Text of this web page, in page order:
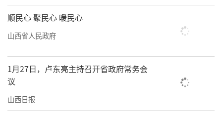
顺民心 聚民心 暖民心
山西省人民政府
1月27日，卢东亮主持召开省政府常务会
议
山西日报